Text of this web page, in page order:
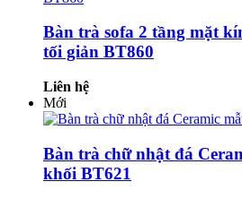
Bàn trà sofa 2 tầng mặt
tối giản BT860
Liên hệ
Mới
Bàn trà chữ nhật đá
khối BT621